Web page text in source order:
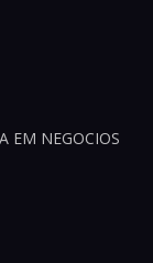
EM NEGOCIOS